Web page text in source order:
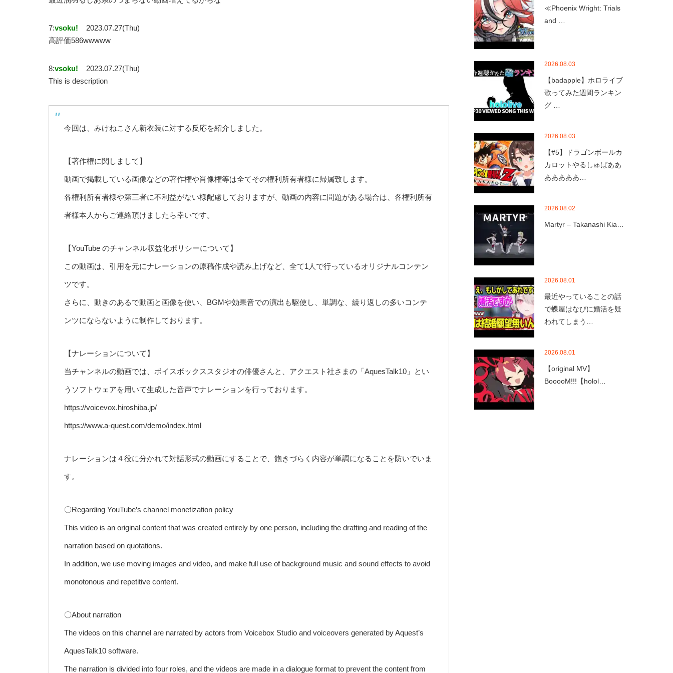
7:vsoku!
2023.07.27(Thu)
高評価586wwwww
8:vsoku!
2023.07.27(Thu)
This is description
今回は、みけねこさん新衣装に対する反応を紹介しました。
【著作権に関しまして】
動画で掲載している画像などの著作権や肖像権等は全てその権利所有者様に帰属致します。
各権利所有者様や第三者に不利益がない様配慮しておりますが、動画の内容に問題がある場合は、各権利所有
者様本人からご連絡頂けましたら幸いです。
【YouTube のチャンネル収益化ポリシーについて】
この動画は、引用を元にナレーションの原稿作成や読み上げなど、全て1人で行っているオリジナルコンテン
ツです。
さらに、動きのあるで動画と画像を使い、BGMや効果音での演出も駆使し、単調な、繰り返しの多いコンテ
ンツにならないように制作しております。
【ナレーションについて】
当チャンネルの動画では、ボイスボックススタジオの俳優さんと、アクエスト社さまの「AquesTalk10」とい
うソフトウェアを用いて生成した音声でナレーションを行っております。
https://voicevox.hiroshiba.jp/
https://www.a-quest.com/demo/index.html
ナレーションは４役に分かれて対話形式の動画にすることで、飽きづらく内容が単調になることを防いでいま
す。
〇Regarding YouTube’s channel monetization policy
This video is an original content that was created entirely by one person, including the drafting and reading of the
narration based on quotations.
In addition, we use moving images and video, and make full use of background music and sound effects to avoid
monotonous and repetitive content.
〇About narration
The videos on this channel are narrated by actors from Voicebox Studio and voiceovers generated by Aquest’s
AquesTalk10 software.
The narration is divided into four roles, and the videos are made in a dialogue format to prevent the content from
≪Phoenix Wright: Trials
and …
2026.08.03
【badapple】ホロライブ
歌ってみた週間ランキン
グ …
2026.08.03
【#5】ドラゴンボールカ
カロットやるしゅばああ
あああああ…
2026.08.02
Martyr – Takanashi Kia…
2026.08.01
最近やっていることの話
で蝶屋はなびに婚活を疑
われてしまう…
2026.08.01
【original MV】
BooooM!!!【holol…